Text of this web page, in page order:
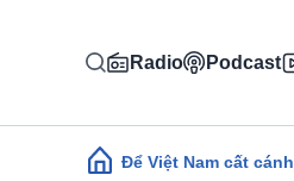
Radio Podcast
Main navigation
Để Việt Nam cất cánh